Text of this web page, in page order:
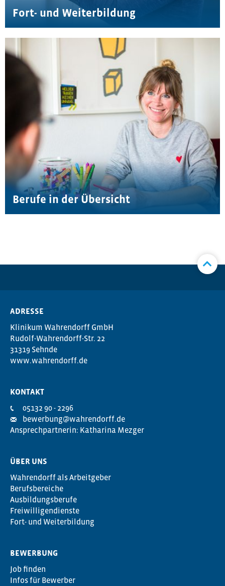
Fort- und Weiterbildung
Berufe in der Übersicht
ADRESSE
Klinikum Wahrendorff GmbH
Rudolf-Wahrendorff-Str. 22
31319 Sehnde
www.wahrendorff.de
KONTAKT
05132 90 - 2296
bewerbung@wahrendorff.de
Ansprechpartnerin: Katharina Mezger
ÜBER UNS
Wahrendorff als Arbeitgeber
Berufsbereiche
Ausbildungsberufe
Freiwilligendienste
Fort- und Weiterbildung
BEWERBUNG
Job finden
Infos für Bewerber